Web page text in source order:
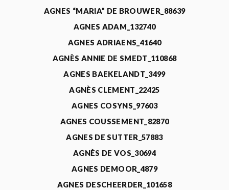
AGNES “MARIA” DE BROUWER_88639
AGNES ADAM_132740
AGNES ADRIAENS_41640
AGNÈS ANNIE DE SMEDT_110868
AGNES BAEKELANDT_3499
AGNÈS CLEMENT_22425
AGNES COSYNS_97603
AGNES COUSSEMENT_82870
AGNES DE SUTTER_57883
AGNÈS DE VOS_30694
AGNES DEMOOR_4879
AGNES DESCHEERDER_101658